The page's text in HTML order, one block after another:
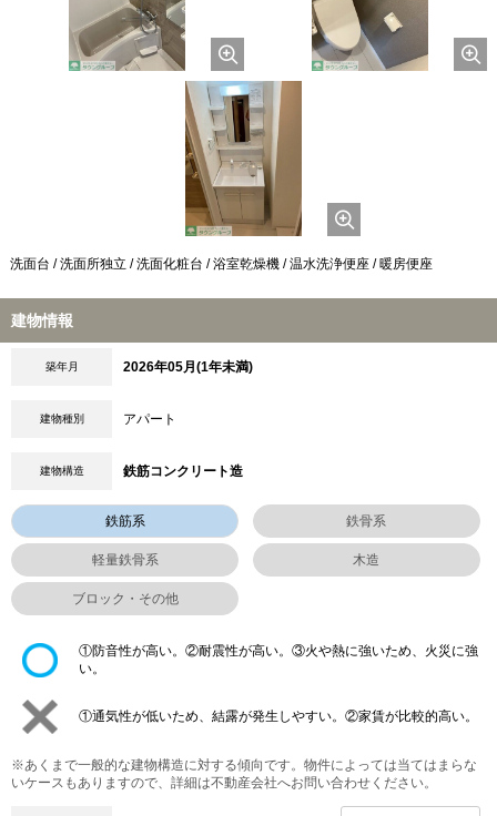
洗面台 / 洗面所独立 / 洗面化粧台 / 浴室乾燥機 / 温水洗浄便座 / 暖房便座
建物情報
築年月 2026年05月(1年未満)
建物種別 アパート
建物構造 鉄筋コンクリート造
鉄筋系 鉄骨系
軽量鉄骨系 木造
ブロック・その他
①防音性が高い。②耐震性が高い。③火や熱に強いため、火災に強
い。
①通気性が低いため、結露が発生しやすい。②家賃が比較的高い。
※あくまで一般的な建物構造に対する傾向です。物件によっては当てはまらな
いケースもありますので、詳細は不動産会社へお問い合わせください。